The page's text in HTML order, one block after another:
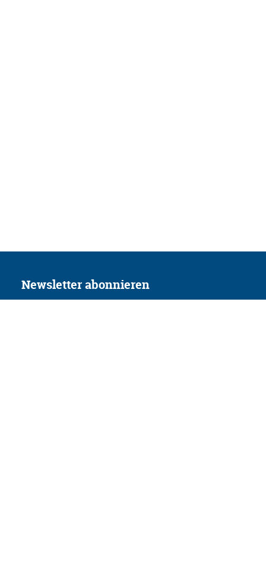
Newsletter abonnieren